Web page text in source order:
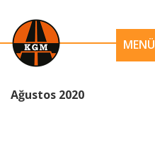
MENÜ
​​​​​​​​​​Ağustos 2020